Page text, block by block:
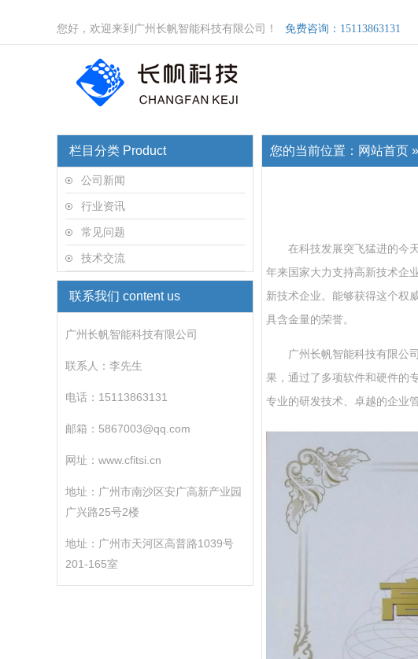
您好，欢迎来到广州长帆智能科技有限公司！ 免费咨询：15113863131
栏目分类 Product
公司新闻
行业资讯
常见问题
技术交流
联系我们 content us
广州长帆智能科技有限公司
联系人：李先生
电话：15113863131
邮箱：5867003@qq.com
网址： www.cfitsi.cn
地址：广州市南沙区安广高新产业园
广兴路25号2楼
地址：广州市天河区高普路1039号
201-165室
您的当前位置： 网站首页 »
在科技发展突飞猛进的今
年来国家大力支持高新技术企
新技术企业。能够获得这个权
具含金量的荣誉。
广州长帆智能科技有限公司
果，通过了多项软件和硬件的
专业的研发技术、卓越的企业